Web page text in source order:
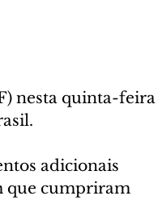
nesta quinta-feira
adicionais
que cumpriram